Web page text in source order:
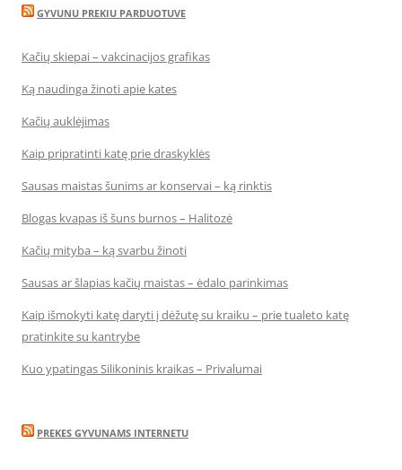
GYVUNU PREKIU PARDUOTUVE
Kačių skiepai – vakcinacijos grafikas
Ką naudinga žinoti apie kates
Kačių auklėjimas
Kaip pripratinti katę prie draskyklės
Sausas maistas šunims ar konservai – ką rinktis
Blogas kvapas iš šuns burnos – Halitozė
Kačių mityba – ką svarbu žinoti
Sausas ar šlapias kačių maistas – ėdalo parinkimas
Kaip išmokyti katę daryti į dėžutę su kraiku – prie tualeto katę
pratinkite su kantrybe
Kuo ypatingas Silikoninis kraikas – Privalumai
PREKES GYVUNAMS INTERNETU